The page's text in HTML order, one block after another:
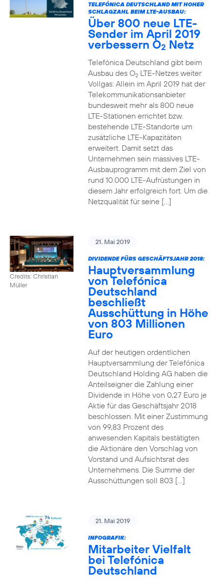
TELEFÓNICA DEUTSCHLAND MIT HOHER
SCHLAGZAHL BEIM LTE-AUSBAU:
Über 800 neue LTE-
Sender im April 2019
verbessern O2 Netz
Telefónica Deutschland gibt beim
Ausbau des O2LTE-Netzes weiter
Vollgas: Allein im April 2019 hat der
Telekommunikationsanbieter
bundesweit mehr als 800 neue
LTE-Stationen errichtet bzw.
bestehende LTE-Standorte um
zusätzliche LTE-Kapazitäten
erweitert. Damit setzt das
Unternehmen sein massives LTE-
Ausbauprogramm mit dem Ziel von
rund 10.000 LTE-Aufrüstungen in
diesem Jahr erfolgreich fort. Um die
Netzqualität für seine […]
Credits: Christian
Müller
21. Mai 2019
DIVIDENDE FÜRS GESCHÄFTSJAHR 2018:
Hauptversammlung
von Telefónica
Deutschland
beschließt
Ausschüttung in Höhe
von 803 Millionen
Euro
Auf der heutigen ordentlichen
Hauptversammlung der Telefónica
Deutschland Holding AG haben die
Anteilseigner die Zahlung einer
Dividende in Höhe von 0,27 Euro je
Aktie für das Geschäftsjahr 2018
beschlossen. Mit einer Zustimmung
von 99,83 Prozent des
anwesenden Kapitals bestätigten
die Aktionäre den Vorschlag von
Vorstand und Aufsichtsrat des
Unternehmens. Die Summe der
Ausschüttungen soll 803 […]
21. Mai 2019
INFOGRAFIK:
Mitarbeiter Vielfalt
bei Telefónica
Deutschland